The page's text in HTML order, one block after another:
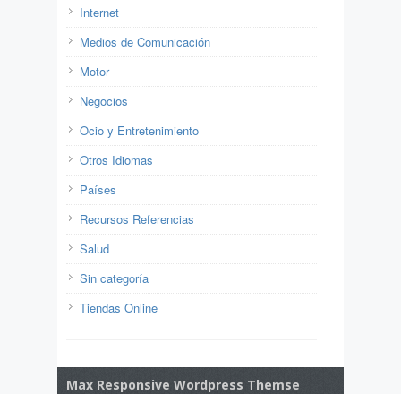
Internet
Medios de Comunicación
Motor
Negocios
Ocio y Entretenimiento
Otros Idiomas
Países
Recursos Referencias
Salud
Sin categoría
Tiendas Online
Max Responsive Wordpress Themse